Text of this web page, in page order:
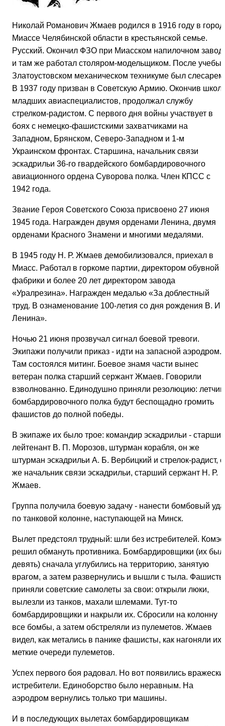
Николай Романович Жмаев родился в 1916 году в
Миассе Челябинской области в крестьянской семье.
Русский. Окончил ФЗО при Миасском напилочном
и там же работал столяром-модельщиком. После учебы
Златоустовском механическом техникуме был
В 1937 году призван в Советскую Армию. Окончив
младших авиаспециалистов, продолжал службу
стрелком-радистом. С первого дня войны участвует в
боях с немецко-фашистскими захватчиками на
Западном, Брянском, Северо-Западном и 1-м
Украинском фронтах. Старшина, начальник связи
эскадрильи 36-го гвардейского бомбардировочного
авиационного ордена Суворова полка. Член КПСС с
1942 года.
Звание Героя Советского Союза присвоено 27 июня
1945 года. Награжден двумя орденами Ленина, двумя
орденами Красного Знамени и многими медалями.
В 1945 году Н. Р. Жмаев демобилизовался, приехал в
Миасс. Работал в горкоме партии, директором обувной
фабрики и более 20 лет директором завода
«Уралрезина». Награжден медалью «За доблестный
труд. В ознаменование 100-летия со дня рождения В. И.
Ленина».
Ночью 21 июня прозвучал сигнал боевой тревоги.
Экипажи получили приказ - идти на запасной аэродром.
Там состоялся митинг. Боевое знамя части вынес
ветеран полка старший сержант Жмаев. Говорили
взволнованно. Единодушно приняли резолюцию:
бомбардировочного полка будут беспощадно громить
фашистов до полной победы.
В экипаже их было трое: командир эскадрильи - старший
лейтенант В. П. Морозов, штурман корабля, он же
штурман эскадрильи А. Б. Вербицкий и стрелок-радист,
же начальник связи эскадрильи, старший сержант Н. Р.
Жмаев.
Группа получила боевую задачу - нанести бомбовый
по танковой колонне, наступающей на Минск.
Вылет предстоял трудный: шли без истребителей.
решил обмануть противника. Бомбардировщики (их
девять) сначала углубились на территорию, занятую
врагом, а затем развернулись и вышли с тыла. Фашисты
приняли советские самолеты за свои: открыли люки,
вылезли из танков, махали шлемами. Тут-то
бомбардировщики и накрыли их. Сбросили на колонну
все бомбы, а затем обстреляли из пулеметов. Жмаев
видел, как метались в панике фашисты, как нагоняли их
меткие очереди пулеметов.
Успех первого боя радовал. Но вот появились
истребители. Единоборство было неравным. На
аэродром вернулись только три машины.
И в последующих вылетах бомбардировщикам